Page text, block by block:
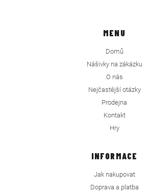
MENU
Domů
Nášivky na zákázku
O nás
Nejčastější otázky
Prodejna
Kontakt
Hry
INFORMACE
Jak nakupovat
Doprava a platba